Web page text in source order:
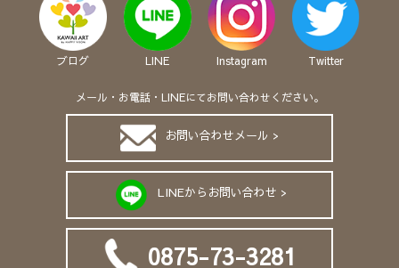
ブログ LINE Instagram Twitter
メール・お電話・LINEにてお問い合わせください。
お問い合わせメール >
LINEからお問い合わせ >
0875-73-3281